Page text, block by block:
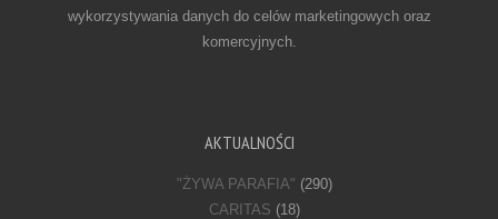
wykorzystywania danych do celów marketingowych oraz
komercyjnych.
AKTUALNOŚCI
"ŻYWA PARAFIA" (290)
CARITAS (18)